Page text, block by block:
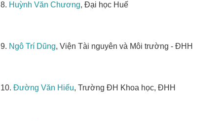
8. Huỳnh Văn Chương, Đại học Huế
9. Ngô Trí Dũng, Viện Tài nguyên và Môi trường - ĐHH
10. Đường Văn Hiếu, Trường ĐH Khoa học, ĐHH